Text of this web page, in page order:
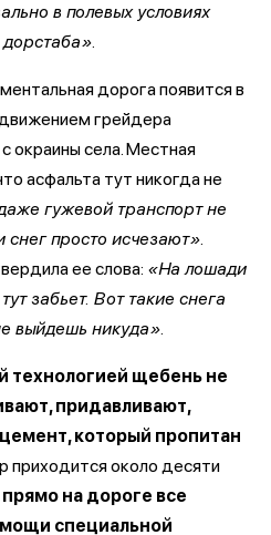
в полевых условиях
дорога появится в
грейдера
окраины села. Местная
асфальта тут никогда не
гужевой транспорт не
просто исчезают»
ее слова: «На лошади
забьет. Вот такие снега
выйдешь никуда».
технологией щебень не
придавливают,
который пропитан
приходится около десяти
на дороге все
специальной